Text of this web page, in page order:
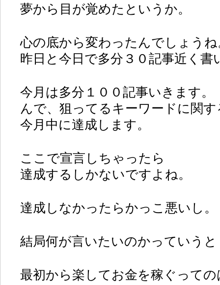
夢から目が覚めたというか。
心の底から変わったんでしょうね
昨日と今日で多分３０記事近く書
今月は多分１００記事いきます。
んで、狙ってるキーワードに関
今月中に達成します。
ここで宣言しちゃったら
達成するしかないですよね。
達成しなかったらかっこ悪いし。
結局何が言いたいのかっていうと
最初から楽してお金を稼ぐって